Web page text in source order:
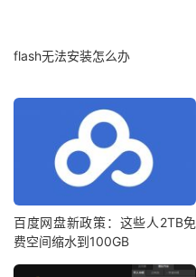
flash无法安装怎么办
百度网盘新政策：这些人2TB免
费空间缩水到100GB